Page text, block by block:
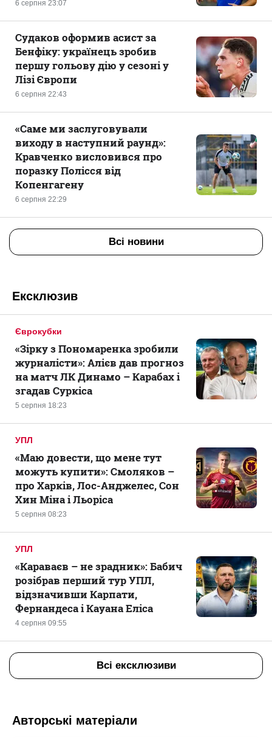
6 серпня 23:07
6 серпня 22:43
Судаков оформив асист за
Бенфіку: українець зробив
першу гольову дію у сезоні у
Лізі Європи
6 серпня 22:29
«Саме ми заслуговували
виходу в наступний раунд»:
Кравченко висловився про
поразку Полісся від
Копенгагену
Всі новини
Ексклюзив
Єврокубки
5 серпня 18:23
«Зірку з Пономаренка зробили
журналісти»: Алієв дав прогноз
на матч ЛК Динамо – Карабах і
згадав Суркіса
УПЛ
5 серпня 08:23
«Маю довести, що мене тут
можуть купити»: Смоляков –
про Харків, Лос-Анджелес, Сон
Хин Міна і Льоріса
УПЛ
4 серпня 09:55
«Караваєв – не зрадник»: Бабич
розібрав перший тур УПЛ,
відзначивши Карпати,
Фернандеса і Кауана Еліса
Всі ексклюзиви
Авторські матеріали